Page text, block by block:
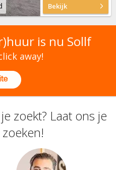
Bekijk
is nu Sollf
away!
zoekt? Laat ons je